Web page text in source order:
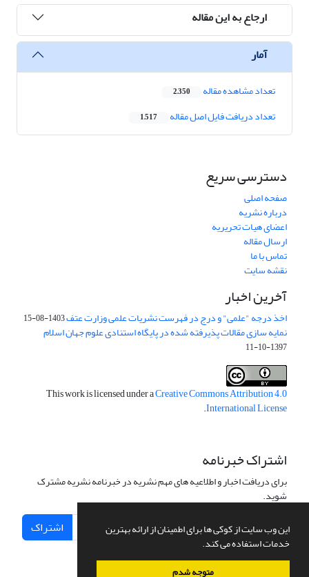
این وب سایت از کوکی ها برای اطمینان از ارائه بهترین
خدمات استفاده می کند.
متوجه شدم
ارجاع به این مقاله
آمار
تعداد مشاهده مقاله 2,350
تعداد دریافت فایل اصل مقاله 1,517
دسترسی سریع
صفحه اصلی
درباره نشریه
اعضای هیات تحریریه
ارسال مقاله
تماس با ما
نقشه سایت
آخرین اخبار
اخذ درجه "علمی" و درج در فهرست نشریات علمی وزارت عتف1403-08-15
نمایه سازی مقالات پذیرفته شده در پایگاه استنادی علوم جهان اسلام
1397-10-11
This work is licensed under aCreative Commons Attribution 4.0
International License
.
اشتراک خبرنامه
برای دریافت اخبار و اطلاعیه های مهم نشریه در خبرنامه نشریه مشترک
شوید.
اشتراک